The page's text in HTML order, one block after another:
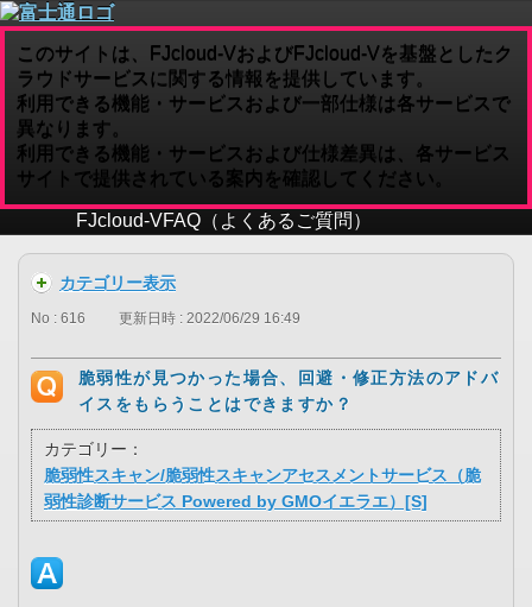
このサイトは、FJcloud-VおよびFJcloud-Vを基盤としたク
ラウドサービスに関する情報を提供しています。
利用できる機能・サービスおよび一部仕様は各サービスで
異なります。
利用できる機能・サービスおよび仕様差異は、各サービス
サイトで提供されている案内を確認してください。
FJcloud-VFAQ（よくあるご質問）
カテゴリー表示
No : 616 更新日時 : 2022/06/29 16:49
脆弱性が見つかった場合、回避・修正方法のアドバ
イスをもらうことはできますか？
カテゴリー：
脆弱性スキャン/脆弱性スキャンアセスメントサービス（脆
弱性診断サービス Powered by GMOイエラエ）[S]